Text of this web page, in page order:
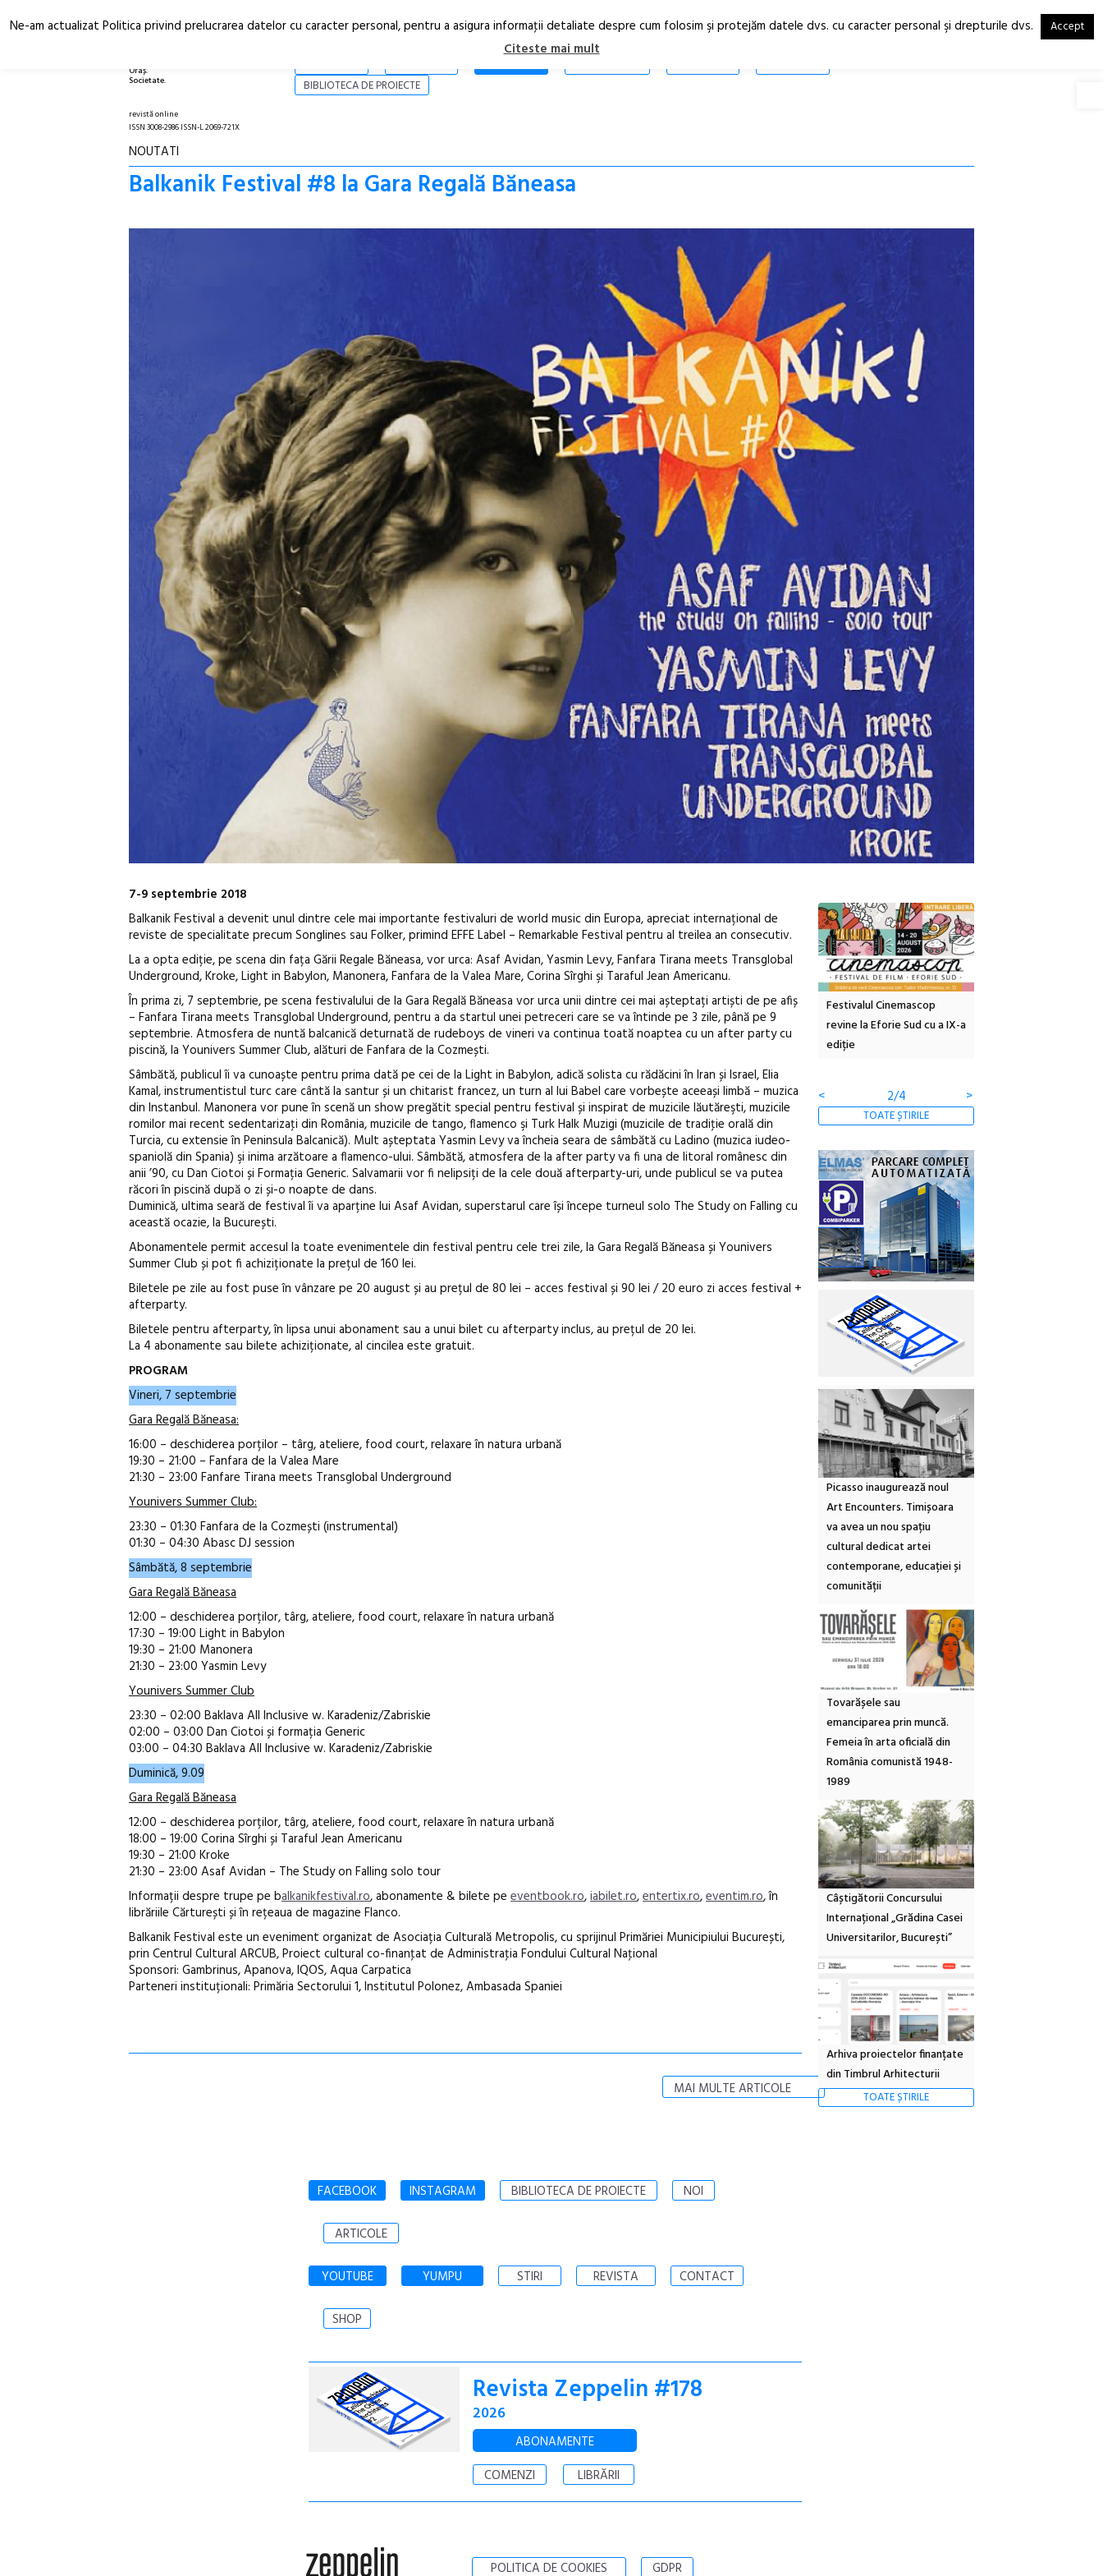
Oraș.
Societate.
RO
EN
STIRI
BIBLIOTECA DE PROIECTE
revistă online
ISSN 3008-2986 ISSN-L 2069-721X
NOUTATI
Balkanik Festival #8 la Gara Regală Băneasa
7-9 septembrie 2018
Balkanik Festival a devenit unul dintre cele mai importante festivaluri de world music din Europa, apreciat internațional de
reviste de specialitate precum Songlines sau Folker, primind EFFE Label – Remarkable Festival pentru al treilea an consecutiv.
La a opta ediție, pe scena din fața Gării Regale Băneasa, vor urca: Asaf Avidan, Yasmin Levy, Fanfara Tirana meets Transglobal
Underground, Kroke, Light in Babylon, Manonera, Fanfara de la Valea Mare, Corina Sîrghi şi Taraful Jean Americanu.
În prima zi, 7 septembrie, pe scena festivalului de la Gara Regală Băneasa vor urca unii dintre cei mai așteptați artiști de pe afiș
– Fanfara Tirana meets Transglobal Underground, pentru a da startul unei petreceri care se va întinde pe 3 zile, până pe 9
septembrie. Atmosfera de nuntă balcanică deturnată de rudeboys de vineri va continua toată noaptea cu un after party cu
piscină, la Younivers Summer Club, alături de Fanfara de la Cozmești.
Sâmbătă, publicul îi va cunoaște pentru prima dată pe cei de la Light in Babylon, adică solista cu rădăcini în Iran și Israel, Elia
Kamal, instrumentistul turc care cântă la santur și un chitarist francez, un turn al lui Babel care vorbește aceeași limbă – muzica
din Instanbul. Manonera vor pune în scenă un show pregătit special pentru festival și inspirat de muzicile lăutăreşti, muzicile
romilor mai recent sedentarizaţi din România, muzicile de tango, flamenco şi Turk Halk Muzigi (muzicile de tradiţie orală din
Turcia, cu extensie în Peninsula Balcanică). Mult așteptata Yasmin Levy va încheia seara de sâmbătă cu Ladino (muzica iudeo-
spaniolă din Spania) şi inima arzătoare a flamenco-ului. Sâmbătă, atmosfera de la after party va fi una de litoral românesc din
anii ’90, cu Dan Ciotoi și Formația Generic. Salvamarii vor fi nelipsiți de la cele două afterparty-uri, unde publicul se va putea
răcori în piscină după o zi și-o noapte de dans.
Duminică, ultima seară de festival îi va aparține lui Asaf Avidan, superstarul care își începe turneul solo The Study on Falling cu
această ocazie, la București.
Abonamentele permit accesul la toate evenimentele din festival pentru cele trei zile, la Gara Regală Băneasa și Younivers
Summer Club și pot fi achiziționate la prețul de 160 lei.
Biletele pe zile au fost puse în vânzare pe 20 august și au prețul de 80 lei – acces festival și 90 lei / 20 euro zi acces festival +
afterparty.
Biletele pentru afterparty, în lipsa unui abonament sau a unui bilet cu afterparty inclus, au prețul de 20 lei.
La 4 abonamente sau bilete achiziționate, al cincilea este gratuit.
PROGRAM
Vineri, 7 septembrie
Gara Regală Băneasa:
16:00 – deschiderea porților – târg, ateliere, food court, relaxare în natura urbană
19:30 – 21:00 – Fanfara de la Valea Mare
21:30 – 23:00 Fanfare Tirana meets Transglobal Underground
Younivers Summer Club:
23:30 – 01:30 Fanfara de la Cozmești (instrumental)
01:30 – 04:30 Abasc DJ session
Sâmbătă, 8 septembrie
Gara Regală Băneasa
12:00 – deschiderea porților, târg, ateliere, food court, relaxare în natura urbană
17:30 – 19:00 Light in Babylon
19:30 – 21:00 Manonera
21:30 – 23:00 Yasmin Levy
Younivers Summer Club
23:30 – 02:00 Baklava All Inclusive w. Karadeniz/Zabriskie
02:00 – 03:00 Dan Ciotoi și formația Generic
03:00 – 04:30 Baklava All Inclusive w. Karadeniz/Zabriskie
Duminică, 9.09
Gara Regală Băneasa
12:00 – deschiderea porților, târg, ateliere, food court, relaxare în natura urbană
18:00 – 19:00 Corina Sîrghi și Taraful Jean Americanu
19:30 – 21:00 Kroke
21:30 – 23:00 Asaf Avidan – The Study on Falling solo tour
Informații despre trupe pe balkanikfestival.ro, abonamente & bilete pe eventbook.ro,iabilet.ro,entertix.ro,eventim.ro, în
librăriile Cărturești și în rețeaua de magazine Flanco.
Balkanik Festival este un eveniment organizat de Asociația Culturală Metropolis, cu sprijinul Primăriei Municipiului București,
prin Centrul Cultural ARCUB, Proiect cultural co-finanţat de Administraţia Fondului Cultural Naţional
Sponsori: Gambrinus, Apanova, IQOS, Aqua Carpatica
Parteneri instituționali: Primăria Sectorului 1, Institutul Polonez, Ambasada Spaniei
MAI MULTE ARTICOLE
Anuala de artă urbană
Artown NOW #5:
Gramatica libertății
Festivalul Cinemascop
revine la Eforie Sud cu a IX-a
ediție
<
2/4 >
TOATE ȘTIRILE
Picasso inaugurează noul
Art Encounters. Timișoara
va avea un nou spațiu
cultural dedicat artei
contemporane, educației și
comunității
Tovarășele sau
emanciparea prin muncă.
Femeia în arta oficială din
România comunistă 1948-
1989
Câștigătorii Concursului
Internațional „Grădina Casei
Universitarilor, București”
Arhiva proiectelor finanțate
din Timbrul Arhitecturii
TOATE ȘTIRILE
FACEBOOK INSTAGRAM BIBLIOTECA DE PROIECTE NOI
ARTICOLE
YOUTUBE YUMPU STIRI REVISTA CONTACT
SHOP
Revista Zeppelin #178
2026
ABONAMENTE
COMENZI
LIBRĂRII
POLITICA DE COOKIES GDPR
Ne-am actualizat Politica privind prelucrarea datelor cu caracter personal, pentru a asigura informaţii detaliate despre cum folosim şi protejăm datele dvs. cu caracter personal şi drepturile dvs. Accept
Citeste mai mult